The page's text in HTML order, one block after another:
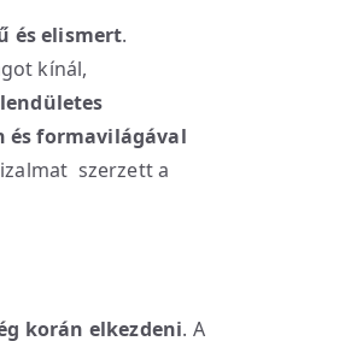
és elismert.
kínál,
és formavilágával
szerzett a
korán elkezdeni. A